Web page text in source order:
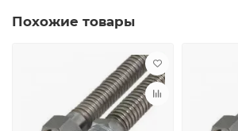
Похожие товары